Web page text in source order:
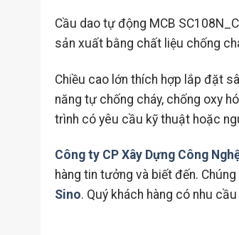
Cầu dao tự động MCB
sản xuất bằng chất liệu chống
Chiều cao lớn thích hợp lắp đặt
năng tự chống cháy, chống oxy
trình có yêu cầu kỹ thuật hoặc
Công ty CP Xây Dựng Công
hàng tin tưởng và biết đến.
Sino. Quý khách hàng có nhu